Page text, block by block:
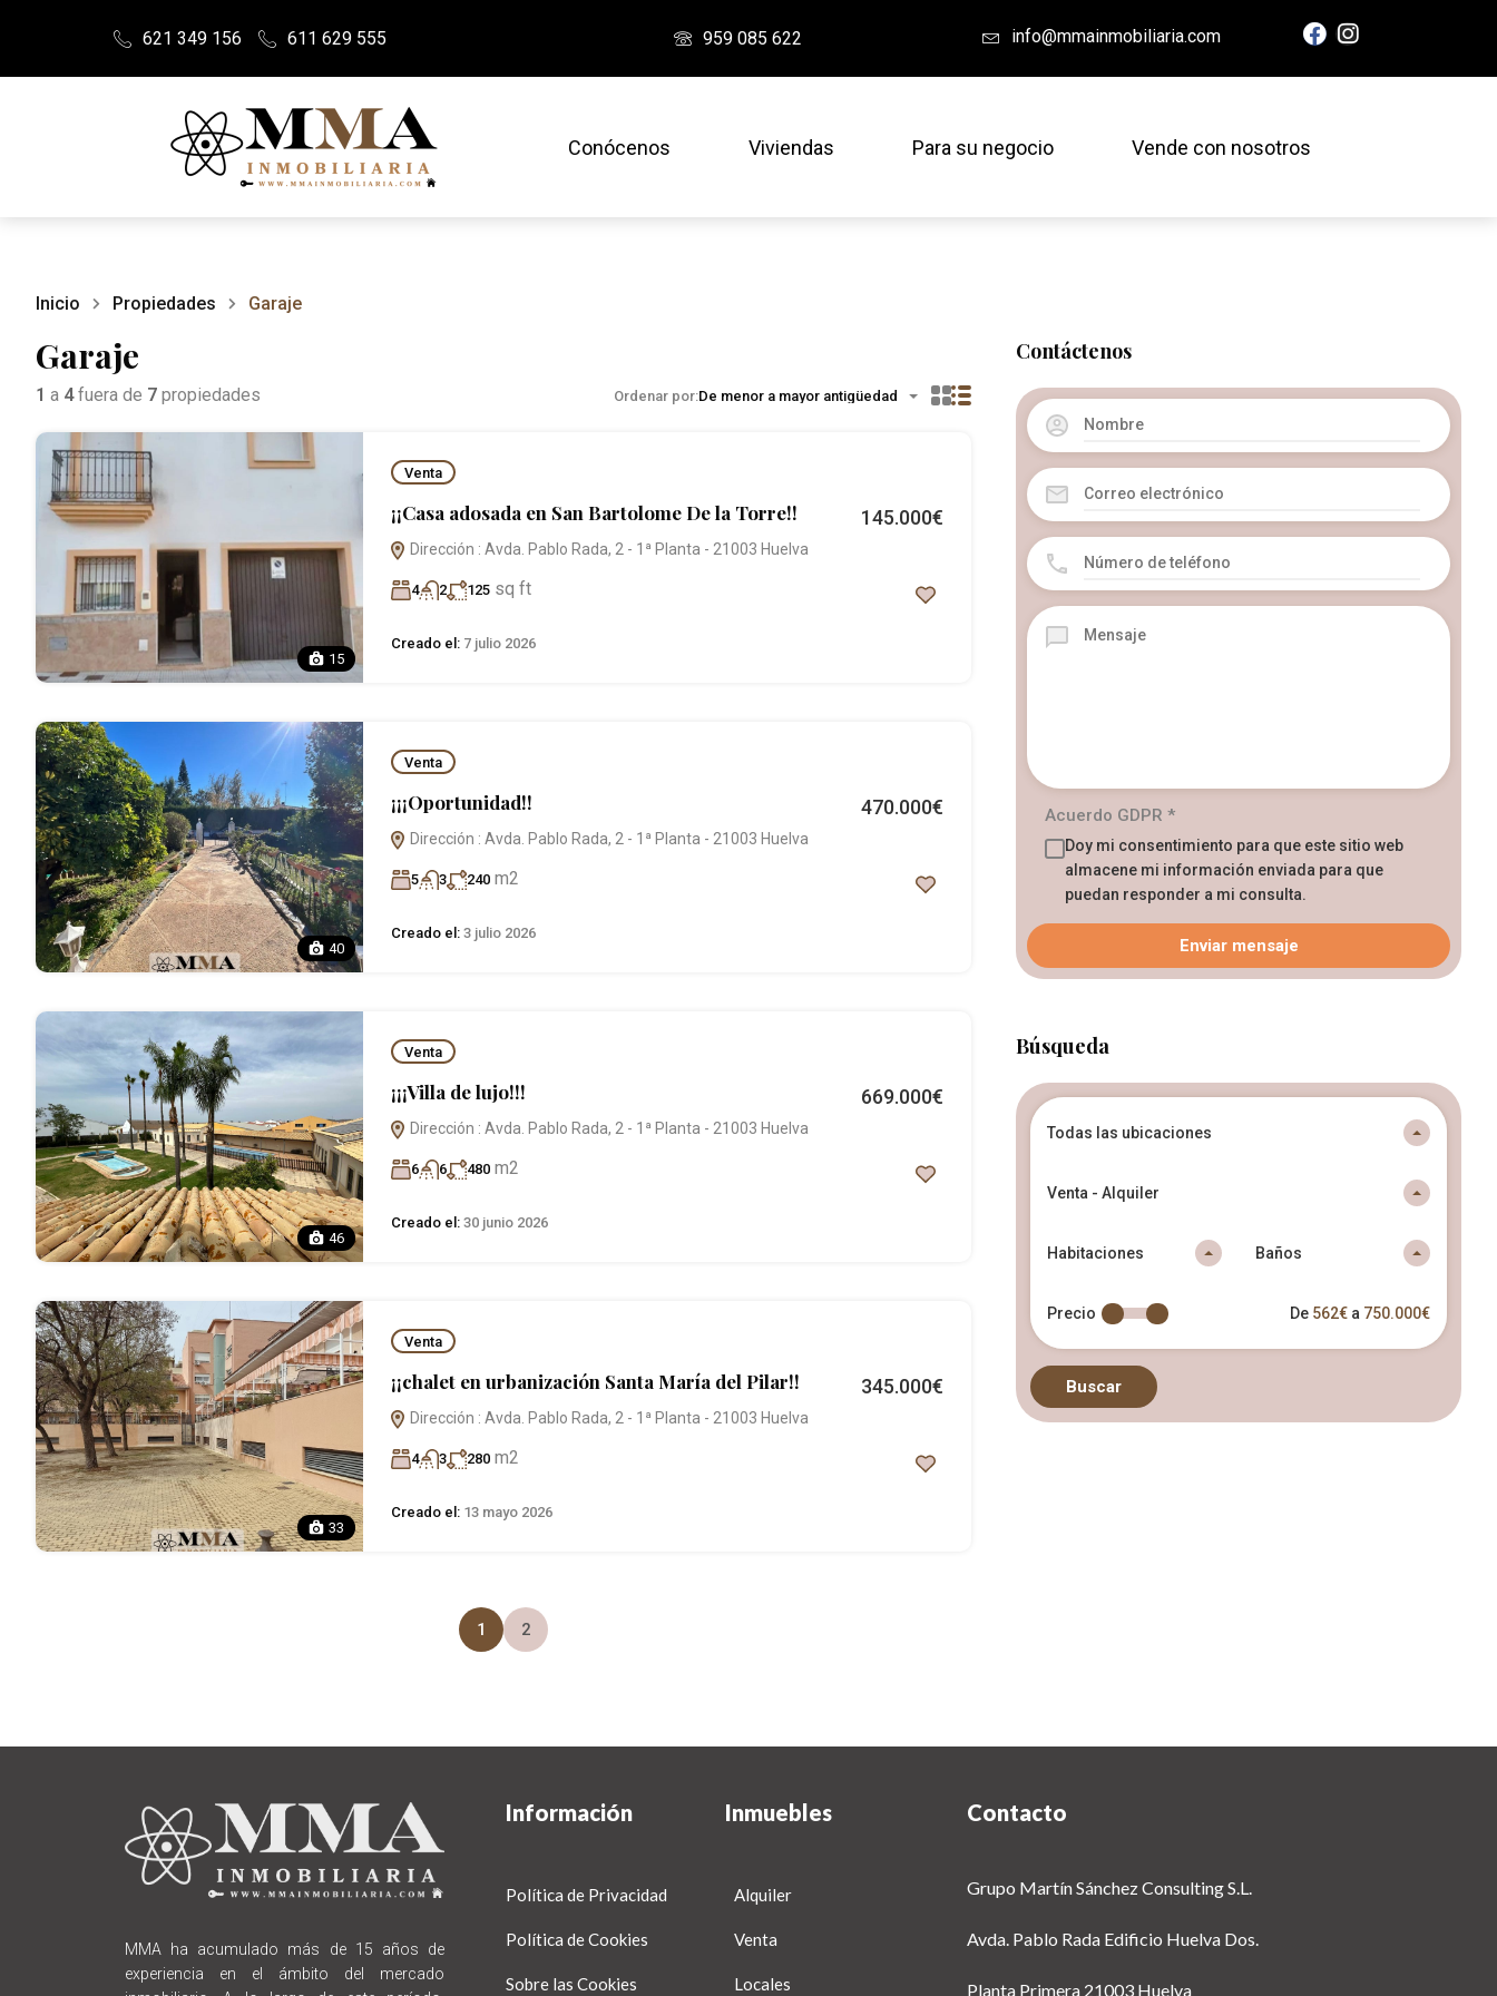
621 349 156 611 629 555 959 085 622 info@mmainmobiliaria.com
Conócenos Viviendas Para su negocio Vende con nosotros
Inicio Propiedades Garaje
Garaje
1 a 4fuera de 7 propiedades Ordenar por:De menor a mayor antigüedad
15
Venta
¡¡Casa adosada en San Bartolome De la Torre!!
Dirección : Avda. Pablo Rada, 2 - 1ª Planta - 21003 Huelva
145.000€
4 2 125 sq ft
Creado el: 7 julio 2026
40
Venta
¡¡¡Oportunidad!!
Dirección : Avda. Pablo Rada, 2 - 1ª Planta - 21003 Huelva
470.000€
5 3 240 m2
Creado el: 3 julio 2026
46
Venta
¡¡¡Villa de lujo!!!
Dirección : Avda. Pablo Rada, 2 - 1ª Planta - 21003 Huelva
669.000€
6 6 480 m2
Creado el: 30 junio 2026
33
Venta
¡¡chalet en urbanización Santa María del Pilar!!
Dirección : Avda. Pablo Rada, 2 - 1ª Planta - 21003 Huelva
345.000€
4 3 280 m2
Creado el: 13 mayo 2026
1 2
Contáctenos
Acuerdo GDPR *
Doy mi consentimiento para que este sitio web
almacene mi información enviada para que
puedan responder a mi consulta.
Búsqueda
Todas las ubicaciones
Venta - Alquiler
Habitaciones Baños
Precio De 562€ a 750.000€
Buscar
MMA ha acumulado más de 15 años de
experiencia en el ámbito del mercado
Información
Política de Privacidad
Política de Cookies
Sobre las Cookies
Inmuebles
Alquiler
Venta
Locales
Contacto
Grupo Martín Sánchez Consulting S.L.
Avda. Pablo Rada Edificio Huelva Dos.
Planta Primera 21003 Huelva